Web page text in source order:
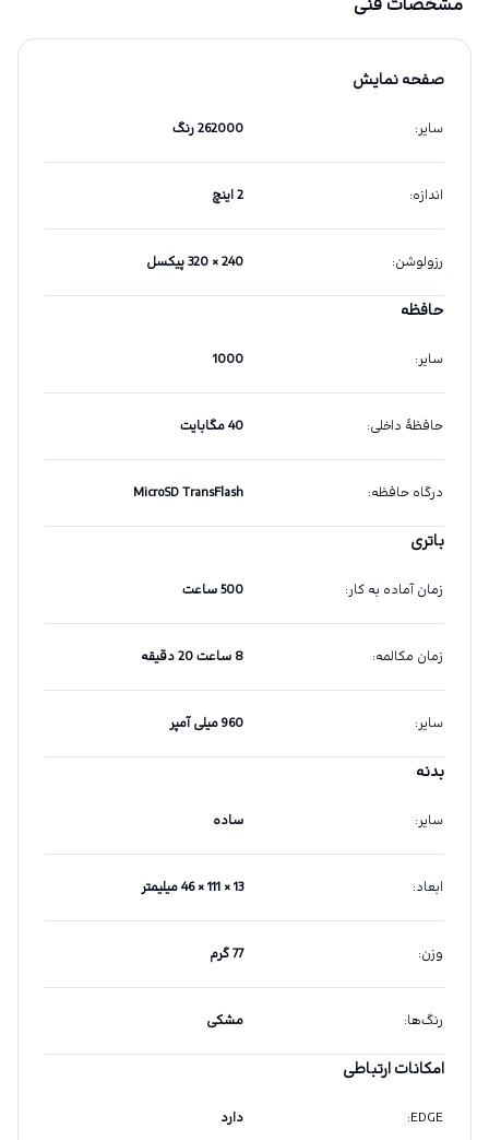
مشخصات فنی
صفحه نمایش
سایر: 262000 رنگ
اندازه: 2 اینچ
رزولوشن: 240 × 320 پیکسل
حافظه
سایر:
1000
حافظهٔ داخلی: 40 مگابایت
درگاه حافظه:
MicroSD TransFlash
باتری
زمان آماده به کار: 500 ساعت
زمان مکالمه: 8 ساعت 20 دقیقه
سایر: 960 میلی آمپر
بدنه
سایر: ساده
ابعاد: 13 × 111 × 46 میلیمتر
وزن: 77 گرم
رنگ‌ها: مشکی
امکانات ارتباطی
EDGE
: دارد